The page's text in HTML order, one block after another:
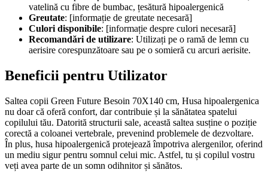
vatelină cu fibre de bumbac, țesătură hipoalergenică
Greutate: [informație de greutate necesară]
Culori disponibile: [informație despre culori necesară]
Recomandări de utilizare: Utilizați pe o ramă de lemn cu
aerisire corespunzătoare sau pe o somieră cu arcuri aerisite.
Beneficii pentru Utilizator
Saltea copii Green Future Besoin 70X140 cm, Husa hipoalergenica
nu doar că oferă confort, dar contribuie și la sănătatea spatelui
copilului tău. Datorită structurii sale, această saltea susține o poziție
corectă a coloanei vertebrale, prevenind problemele de dezvoltare.
În plus, husa hipoalergenică protejează împotriva alergenilor, oferind
un mediu sigur pentru somnul celui mic. Astfel, tu și copilul vostru
veți avea parte de un somn odihnitor și sănătos.